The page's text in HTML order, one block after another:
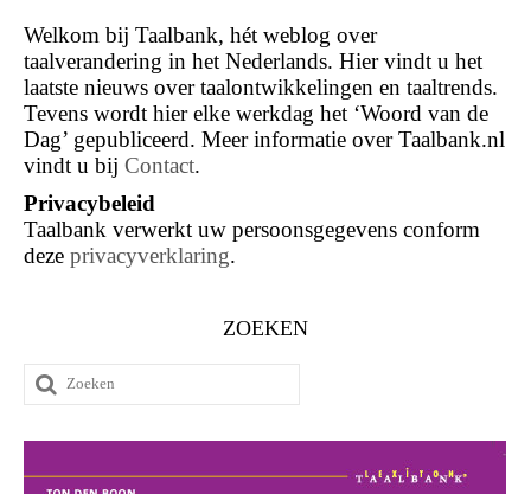
Welkom bij Taalbank, hét weblog over
taalverandering in het Nederlands. Hier vindt u het
laatste nieuws over taalontwikkelingen en taaltrends.
Tevens wordt hier elke werkdag het ‘Woord van de
Dag’ gepubliceerd. Meer informatie over Taalbank.nl
vindt u bij Contact.
Privacybeleid
Taalbank verwerkt uw persoonsgegevens conform
deze privacyverklaring.
ZOEKEN
Zoeken
naar: